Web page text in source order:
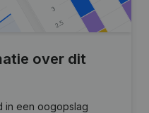
over dit
in een oogopslag